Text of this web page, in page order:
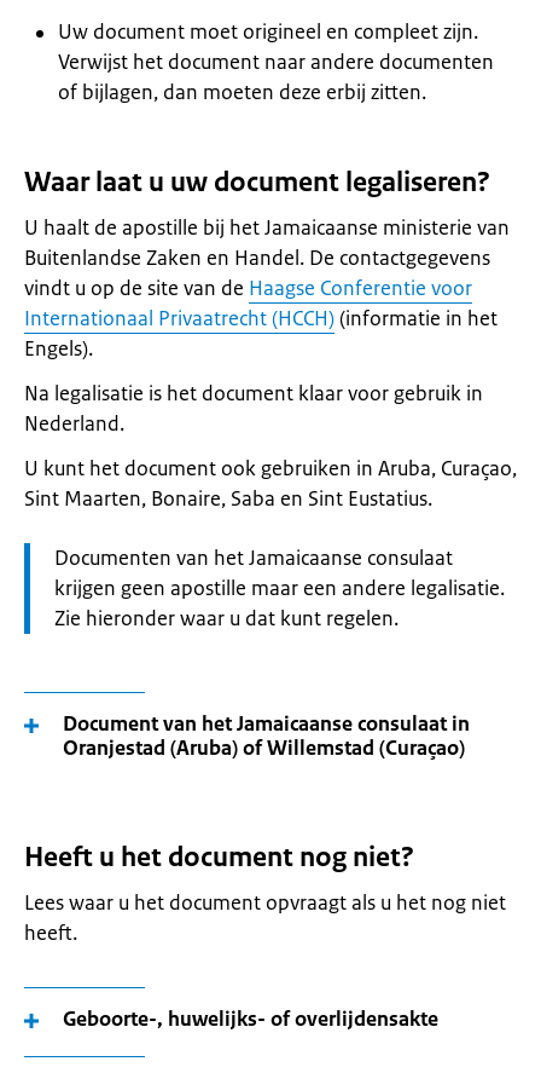
Uw document moet origineel en compleet zijn.
Verwijst het document naar andere documenten
of bijlagen, dan moeten deze erbij zitten.
Waar laat u uw document legaliseren?
U haalt de apostille bij het Jamaicaanse ministerie van
Buitenlandse Zaken en Handel. De contactgegevens
vindt u op de site van de Haagse Conferentie voor
Internationaal Privaatrecht (HCCH)(informatie in het
Engels).
Na legalisatie is het document klaar voor gebruik in
Nederland.
U kunt het document ook gebruiken in Aruba, Curaçao,
Sint Maarten, Bonaire, Saba en Sint Eustatius.
Let
op:
Documenten van het Jamaicaanse consulaat
krijgen geen apostille maar een andere legalisatie.
Zie hieronder waar u dat kunt regelen.
Document van het Jamaicaanse consulaat in
Oranjestad (Aruba) of Willemstad (Curaçao)
Heeft u het document nog niet?
Lees waar u het document opvraagt als u het nog niet
heeft.
Geboorte-, huwelijks- of overlijdensakte